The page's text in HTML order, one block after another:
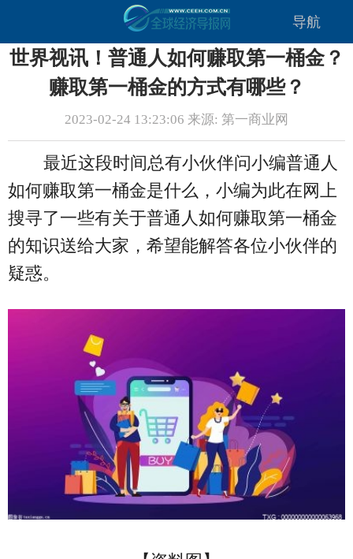
导航
世界视讯！普通人如何赚取第一桶金？
赚取第一桶金的方式有哪些？
2023-02-24 13:23:06 来源: 第一商业网
最近这段时间总有小伙伴问小编普通人
如何赚取第一桶金是什么，小编为此在网上
搜寻了一些有关于普通人如何赚取第一桶金
的知识送给大家，希望能解答各位小伙伴的
疑惑。